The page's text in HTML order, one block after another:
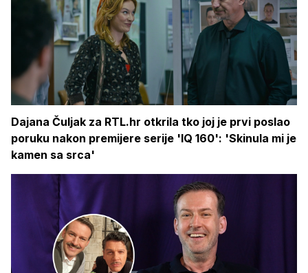
Dajana Čuljak za RTL.hr otkrila tko joj je prvi poslao
poruku nakon premijere serije 'IQ 160': 'Skinula mi je
kamen sa srca'